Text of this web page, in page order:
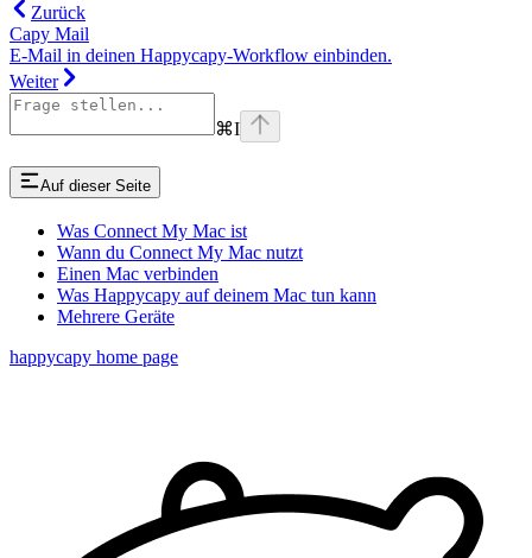
Zurück
Capy Mail
E-Mail in deinen Happycapy-Workflow einbinden.
Weiter
⌘I
Auf dieser Seite
Was Connect My Mac ist
Wann du Connect My Mac nutzt
Einen Mac verbinden
Was Happycapy auf deinem Mac tun kann
Mehrere Geräte
happycapy home page